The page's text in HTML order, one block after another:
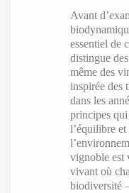
Avant
essentiel de
distingue
même des
inspirée des
dans les
principes
l’équilibre
vignoble est
vivant où
biodiversité